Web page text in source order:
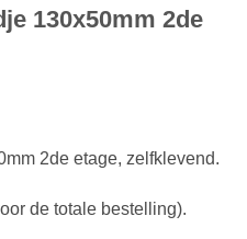
130x50mm 2de
2de etage, zelfklevend.
de totale bestelling).